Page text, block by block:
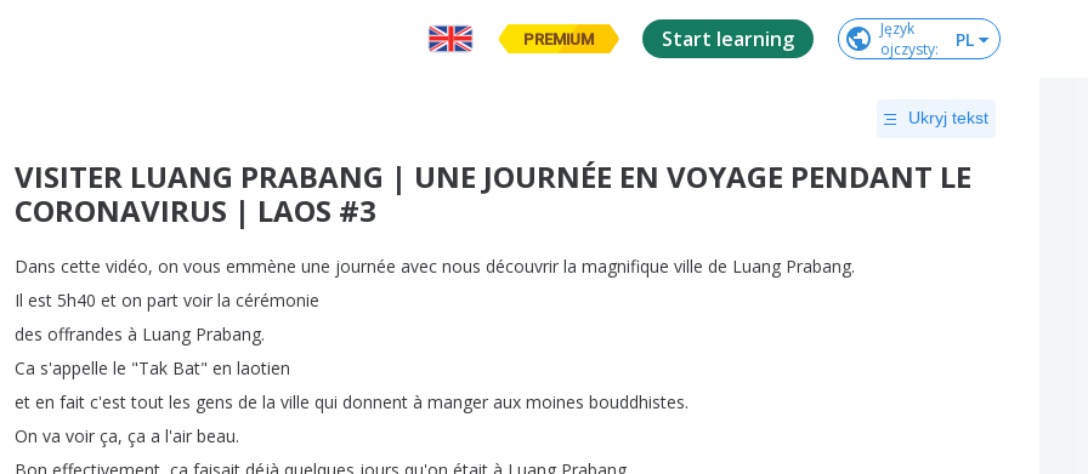
PREMIUM Start learning
Język
ojczysty: PL
Ukryj tekst
VISITER LUANG PRABANG | UNE JOURNÉE EN VOYAGE PENDANT LE
CORONAVIRUS | LAOS #3
Dans cette vidéo, on vous emmène une journée avec nous découvrir la magnifique ville de Luang Prabang.
Il est 5h40 et on part voir la cérémonie
des offrandes à Luang Prabang.
Ca s'appelle le "Tak Bat" en laotien
et en fait c'est tout les gens de la ville qui donnent à manger aux moines bouddhistes.
On va voir ça, ça a l'air beau.